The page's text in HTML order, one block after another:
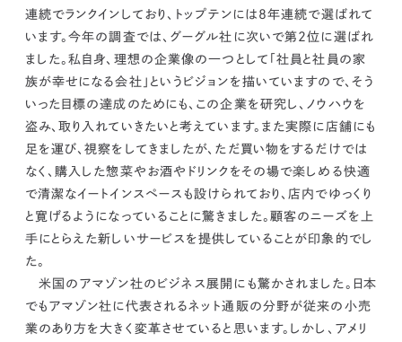
連続でランクインしており、トップテンには8年連続で選ばれて
います。今年の調査では、グーグル社に次いで第2位に選ばれ
ました。私自身、理想の企業像の一つとして「社員と社員の家
族が幸せになる会社」というビジョンを描いていますので、そう
いった目標の達成のためにも、この企業を研究し、ノウハウを
盗み、取り入れていきたいと考えています。 また実際に店舗にも
足を運び、視察をしてきましたが、ただ買い物をするだけでは
なく、購入した惣菜やお酒やドリンクをその場で楽しめる快適
で清潔なイートインスペースも設けられており、店内でゆっくり
と寛げるようになっていることに驚きました。顧客のニーズを上
手にとらえた新しいサービスを提供していることが印象的でし
た。
米国のアマゾン社のビジネス展開にも驚かされました。日本
でもアマゾン社に代表されるネット通販の分野が従来の小売
業のあり方を大きく変革させていると思います。しかし、 アメリ